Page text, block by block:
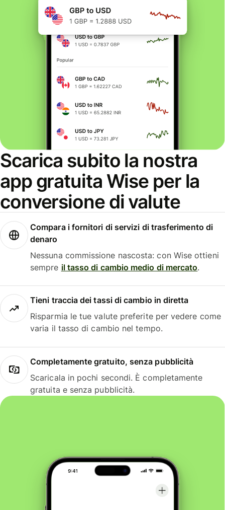
Scarica subito la nostra
app gratuita Wise per la
conversione di valute
Compara i fornitori di servizi di trasferimento di
denaro
Nessuna commissione nascosta: con Wise ottieni
sempre il tasso di cambio medio di mercato.
Tieni traccia dei tassi di cambio in diretta
Risparmia le tue valute preferite per vedere come
varia il tasso di cambio nel tempo.
Completamente gratuito, senza pubblicità
Scaricala in pochi secondi. È completamente
gratuita e senza pubblicità.